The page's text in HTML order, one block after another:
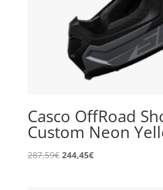
Casco OffRoad
Custom Neon
287,59€ El
244,45€El